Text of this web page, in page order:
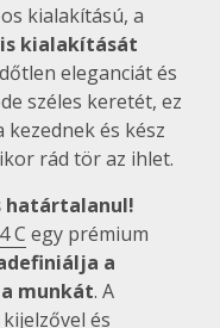
kialakítású, a
kialakítását
eleganciát és
széles keretét, ez
és kész
rád tör az ihlet.
határtalanul!
C egy prémium
a
munkát. A
és